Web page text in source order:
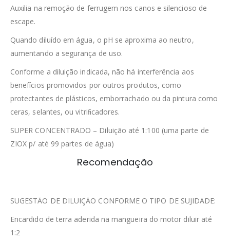
Auxilia na remoção de ferrugem nos canos e silencioso de
escape.
Quando diluído em água, o pH se aproxima ao neutro,
aumentando a segurança de uso.
Conforme a diluição indicada, não há interferência aos
benefícios promovidos por outros produtos, como
protectantes de plásticos, emborrachado ou da pintura como
ceras, selantes, ou vitriﬁcadores.
SUPER CONCENTRADO – Diluição até 1:100 (uma parte de
ZIOX p/ até 99 partes de água)
Recomendação
SUGESTÃO DE DILUIÇÃO CONFORME O TIPO DE SUJIDADE:
Encardido de terra aderida na mangueira do motor diluir até
1:2